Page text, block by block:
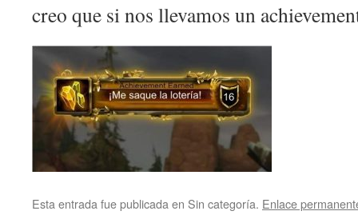
creo que si nos llevamos un
Esta entrada fue publicada en Sin categoría. Enlace